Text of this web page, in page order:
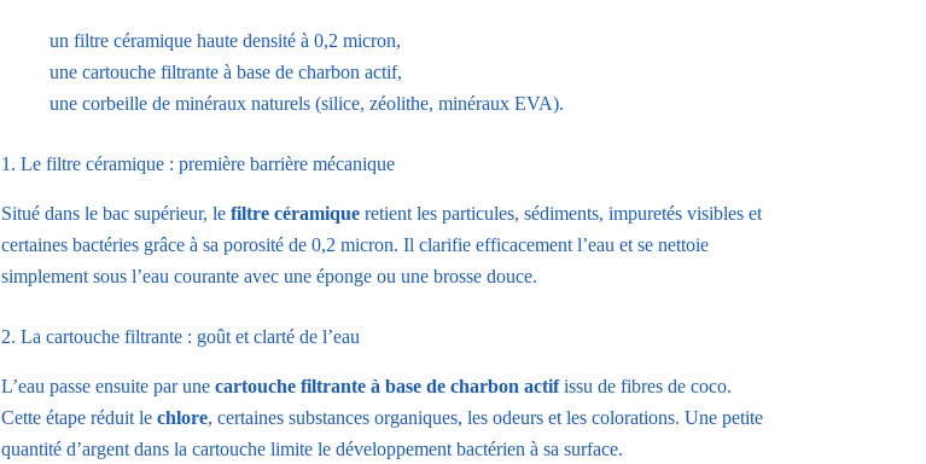
un filtre céramique haute densité à 0,2 micron,
une cartouche filtrante à base de charbon actif,
une corbeille de minéraux naturels (silice, zéolithe, minéraux EVA).
1. Le filtre céramique : première barrière mécanique
Situé dans le bac supérieur, lefiltre céramique retient les particules, sédiments, impuretés visibles et
certaines bactéries grâce à sa porosité de 0,2 micron. Il clarifie efficacement l’eau et se nettoie
simplement sous l’eau courante avec une éponge ou une brosse douce.
2. La cartouche filtrante : goût et clarté de l’eau
L’eau passe ensuite par unecartouche filtrante à base de charbon actifissu de fibres de coco.
Cette étape réduit lechlore, certaines substances organiques, les odeurs et les colorations. Une petite
quantité d’argent dans la cartouche limite le développement bactérien à sa surface.